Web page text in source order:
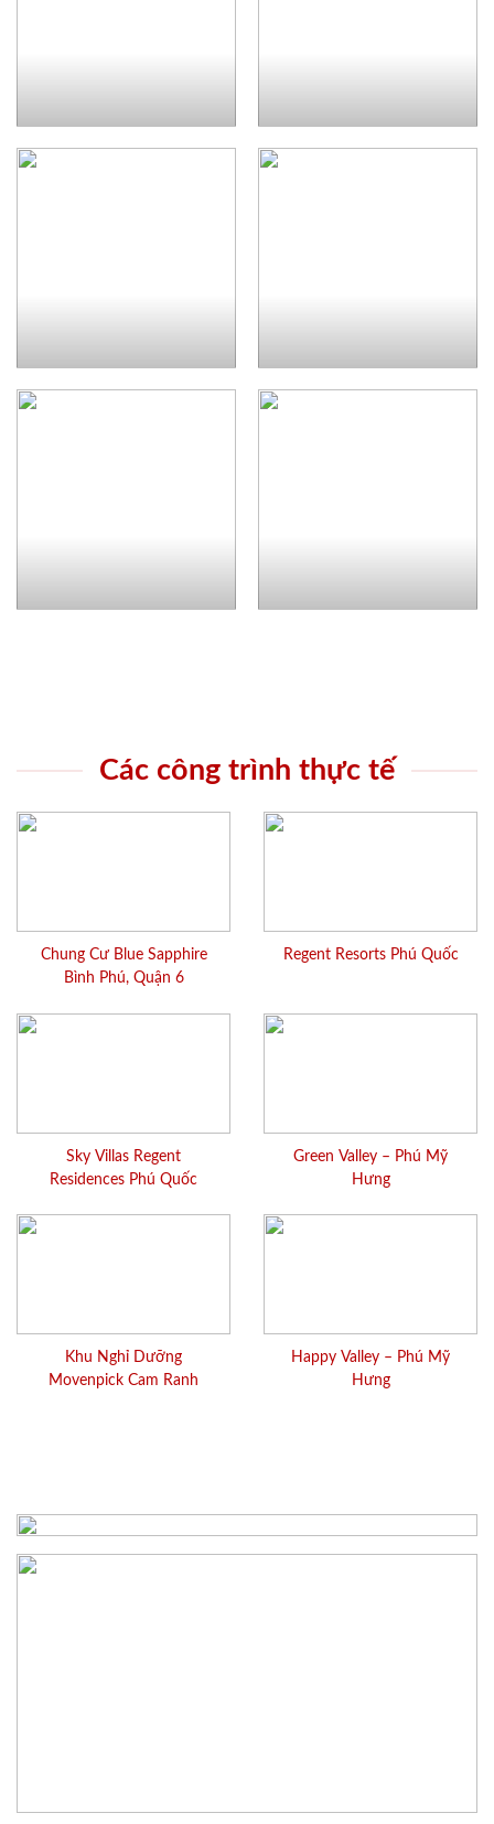
Các công trình thực tế
Chung Cư Blue Sapphire
Bình Phú, Quận 6
Regent Resorts Phú Quốc
Sky Villas Regent
Residences Phú Quốc
Green Valley – Phú Mỹ
Hưng
Khu Nghỉ Dưỡng
Movenpick Cam Ranh
Happy Valley – Phú Mỹ
Hưng